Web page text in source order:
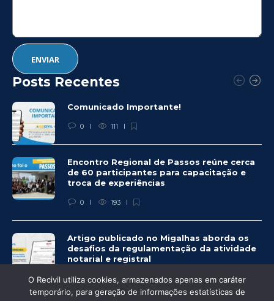
Posts Recentes
Comunicado Importante!
0 111
Encontro Regional de Passos reúne cerca
de 60 participantes para capacitação e
troca de experiências
0 193
Artigo publicado no Migalhas aborda os
desafios da regulamentação da atividade
notarial e registral
0 452
O Recivil utiliza cookies, armazenados apenas em caráter
temporário, para geração de informações estatísticas de